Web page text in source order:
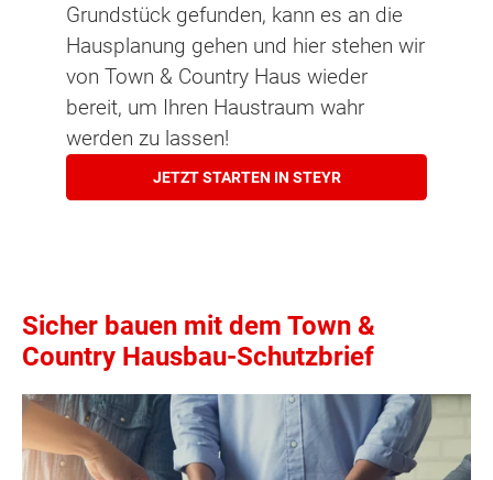
Grundstück gefunden, kann es an die
Hausplanung gehen und hier stehen wir
von Town & Country Haus wieder
bereit, um Ihren Haustraum wahr
werden zu lassen!
JETZT STARTEN IN STEYR
Sicher bauen mit dem Town &
Country Hausbau-Schutzbrief